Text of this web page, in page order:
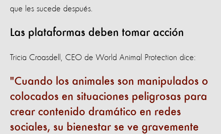
que les sucede después.
Las plataformas deben tomar acción
Tricia Croasdell, CEO de World Animal Protection dice:
Cuando los animales son manipulados o
colocados en situaciones peligrosas para
crear contenido dramático en redes
sociales, su bienestar se ve gravemente